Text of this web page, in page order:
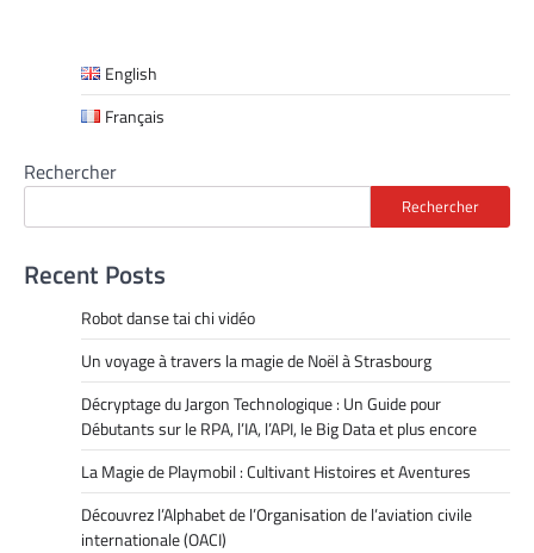
English
Français
Rechercher
Rechercher
Recent Posts
Robot danse tai chi vidéo
Un voyage à travers la magie de Noël à Strasbourg
Décryptage du Jargon Technologique : Un Guide pour
Débutants sur le RPA, l’IA, l’API, le Big Data et plus encore
La Magie de Playmobil : Cultivant Histoires et Aventures
Découvrez l’Alphabet de l’Organisation de l’aviation civile
internationale (OACI)